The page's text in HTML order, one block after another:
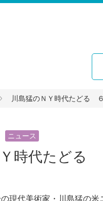
川島猛のＮＹ時代たどる
ニュース
時代たどる
現代美術家・川島猛の米